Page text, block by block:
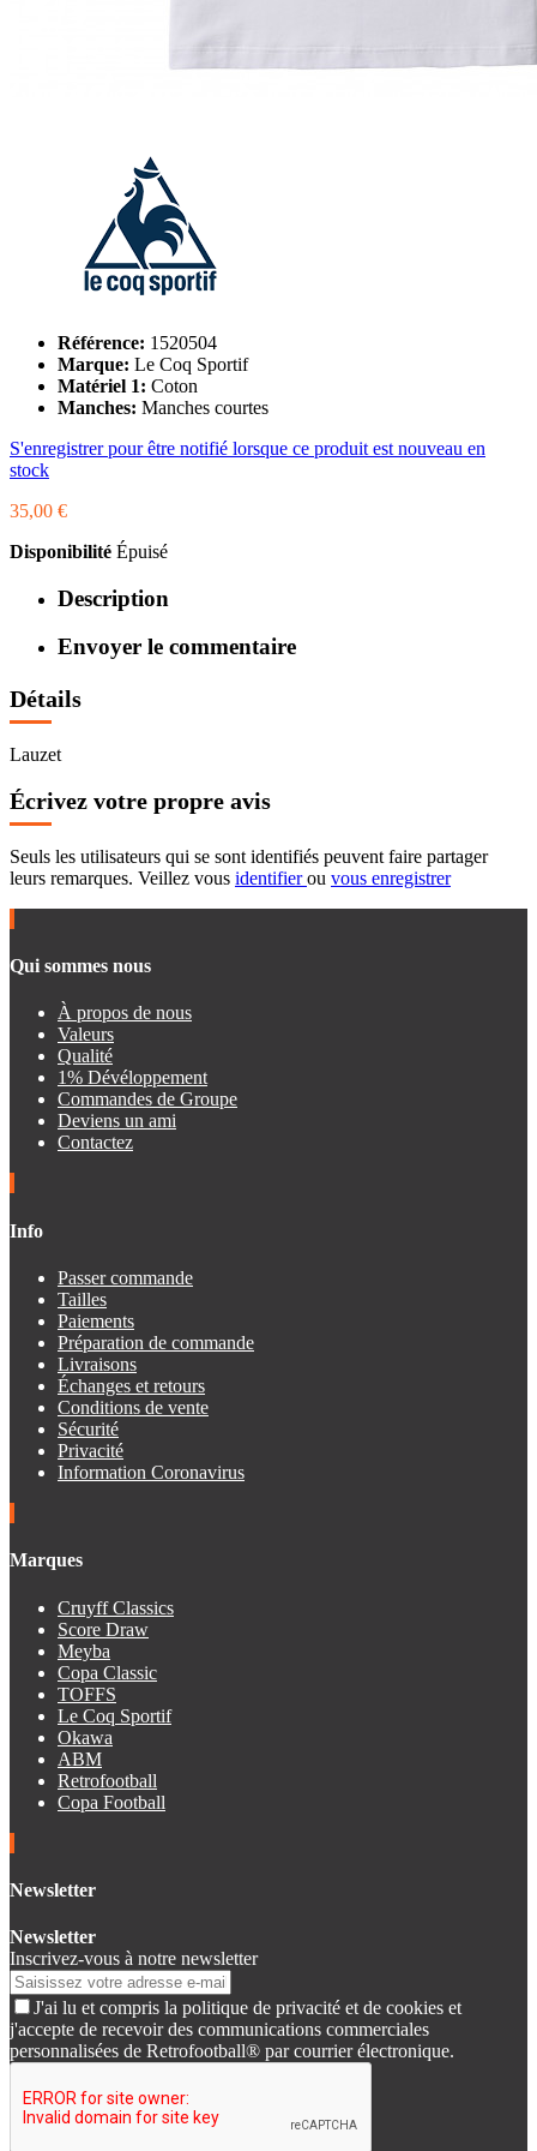
Référence: 1520504
Marque: Le Coq Sportif
Matériel 1: Coton
Manches: Manches courtes
S'enregistrer pour être notifié lorsque ce produit est nouveau en
stock
35,00 €
Disponibilité Épuisé
Description
Envoyer le commentaire
Détails
Lauzet
Écrivez votre propre avis
Seuls les utilisateurs qui se sont identifiés peuvent faire partager
leurs remarques. Veillez vous identifierou vous enregistrer
Qui sommes nous
À propos de nous
Valeurs
Qualité
1% Dévéloppement
Commandes de Groupe
Deviens un ami
Contactez
Info
Passer commande
Tailles
Paiements
Préparation de commande
Livraisons
Échanges et retours
Conditions de vente
Sécurité
Privacité
Information Coronavirus
Marques
Cruyff Classics
Score Draw
Meyba
Copa Classic
TOFFS
Le Coq Sportif
Okawa
ABM
Retrofootball
Copa Football
Newsletter
Newsletter
Inscrivez-vous à notre newsletter
J'ai lu et compris la politique de privacité et de cookies et
j'accepte de recevoir des communications commerciales
personnalisées de Retrofootball® par courrier électronique.